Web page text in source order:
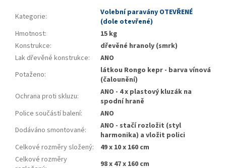
Kategorie:
Volební paravány OTEVŘENÉ
(dole otevřené)
Hmotnost:
15 kg
Konstrukce:
dřevěné hranoly (smrk)
Lak dřevěné konstrukce:
ANO
Potaženo:
látkou Rongo kepr - barva vínová
(čalounění)
Ochrana proti skluzu:
ANO - 4 x plastový kluzák na
spodní hraně
Police součástí balení:
ANO
Dodáváno smontované:
ANO - stačí rozložit (styl
harmonika) a vložit polici
Celkové rozměry složený:
49 x 10 x 160 cm
Celkové rozměry
98 x 47 x 160 cm